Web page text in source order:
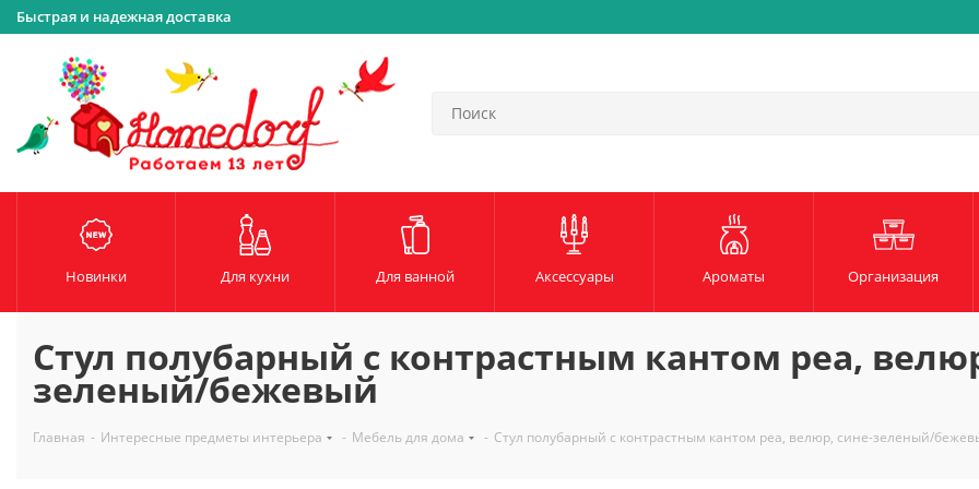
Быстрая и надежная доставка
Новинки Для кухни Для ванной Аксессуары Ароматы Организация
Стул полубарный с контрастным кантом pea,
зеленый/бежевый
Главная - Интересные предметы интерьера - Мебель для дома - Стул полубарный с контрастным кантом pea, велюр, сине-зеленый/